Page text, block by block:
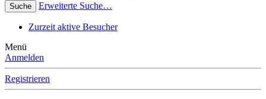
Suche Erweiterte Suche…
Zurzeit aktive Besucher
Menü
Anmelden
Registrieren